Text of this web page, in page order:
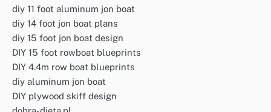
diy 11 foot aluminum jon boat
diy 14 foot jon boat plans
diy 15 foot jon boat design
DIY 15 foot rowboat blueprints
DIY 4.4m row boat blueprints
diy aluminum jon boat
DIY plywood skiff design